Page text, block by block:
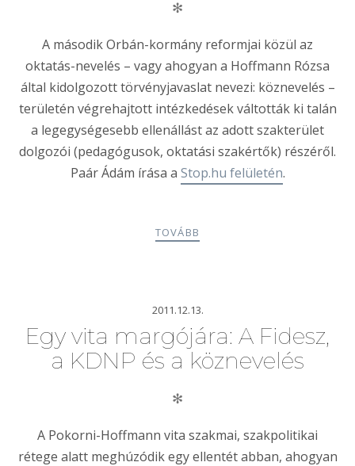
✻
A második Orbán-kormány reformjai közül az
oktatás-nevelés – vagy ahogyan a Hoffmann Rózsa
által kidolgozott törvényjavaslat nevezi: köznevelés –
területén végrehajtott intézkedések váltották ki talán
a legegységesebb ellenállást az adott szakterület
dolgozói (pedagógusok, oktatási szakértők) részéről.
Paár Ádám írása a Stop.hu felületén.
TOVÁBB
2011.12.13.
Egy vita margójára: A Fidesz,
a KDNP és a köznevelés
✻
A Pokorni-Hoffmann vita szakmai, szakpolitikai
rétege alatt meghúzódik egy ellentét abban, ahogyan